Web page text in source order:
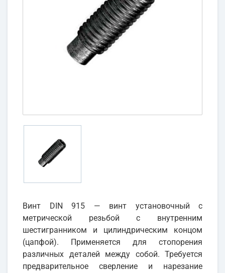
Винт DIN 915 — винт установочный с
метрической резьбой с внутренним
шестигранником и цилиндрическим концом
(цапфой). Применяется для стопорения
различных деталей между собой. Требуется
предварительное сверление и нарезание